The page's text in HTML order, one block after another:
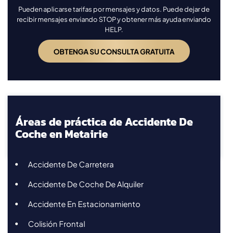
Pueden aplicarse tarifas por mensajes y datos. Puede dejar de
recibir mensajes enviando STOP y obtener más ayuda enviando
HELP.
Áreas de práctica de Accidente De
Coche en Metairie
Accidente De Carretera
Accidente De Coche De Alquiler
Accidente En Estacionamiento
Colisión Frontal